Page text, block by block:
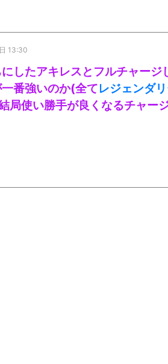
13:30
したアキレスとフルチャー
番強いのか(全てレジェンダ
局使い勝手が良くなるチャー